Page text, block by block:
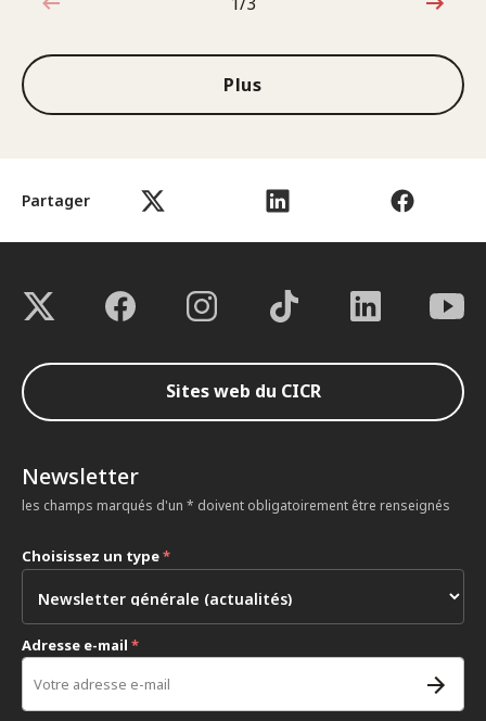
Partager
1sur3
Plus
Sites web du CICR
Newsletter
les champs marqués d'un * doivent obligatoirement être renseignés
Choisissez un type*
Adresse e-mail *